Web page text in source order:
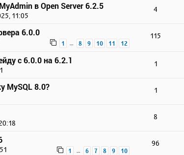
в Open Server 6.2.5
11:05
4
6.0.0
1 8 9 10 11 12
115
с 6.0.0 на 6.2.1 1
MySQL 8.0? 1
8
1 6 7 8 9 10
96